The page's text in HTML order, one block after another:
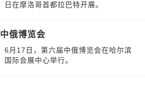
日在摩洛哥首都拉巴特开展。
俄博览会
6月17日，第六届中俄博览会在哈尔滨
国际会展中心举行。